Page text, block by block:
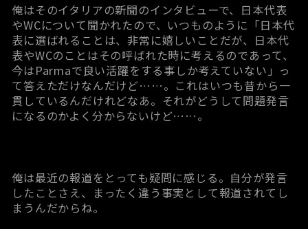
俺はそのイタリアの新聞のインタビューで、日本代表
やWCについて聞かれたので、いつものように「日本代
表に選ばれることは、非常に嬉しいことだが、日本代
表やWCのことはその呼ばれた時に考えるのであって、
今はParmaで良い活躍をする事しか考えていない」っ
て答えただけなんだけど……。これはいつも昔から一
貫しているんだけれどなあ。それがどうして問題発言
になるのかよく分からないけど……。
俺は最近の報道をとっても疑問に感じる。自分が発言
したことさえ、まったく違う事実として報道されてし
まうんだからね。